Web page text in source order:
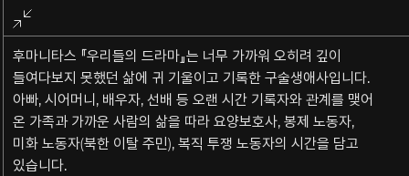
전체화면
종료
후마니타스 『우리들의 드라마』는 너무 가까워 오히려 깊이
들여다보지 못했던 삶에 귀 기울이고 기록한 구술생애사입니다.
아빠, 시어머니, 배우자, 선배 등 오랜 시간 기록자와 관계를 맺어
온 가족과 가까운 사람의 삶을 따라 요양보호사, 봉제 노동자,
미화 노동자(북한 이탈 주민), 복직 투쟁 노동자의 시간을 담고
있습니다.